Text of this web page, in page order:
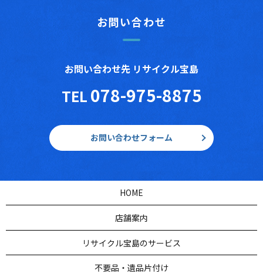
お問い合わせ
お問い合わせ先 リサイクル宝島
TEL 078-975-8875
お問い合わせフォーム
HOME
店舗案内
リサイクル宝島のサービス
不要品・遺品片付け